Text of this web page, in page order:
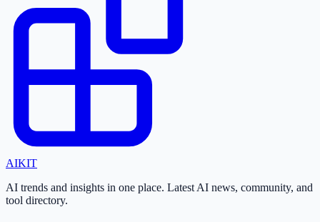
AIKIT
AI trends and insights in one place. Latest AI news, community, and
tool directory.